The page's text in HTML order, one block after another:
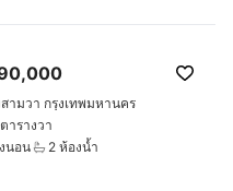
ามวา กรุงเทพมหานคร
ารางวา
นอน
2 ห้องน้ำ